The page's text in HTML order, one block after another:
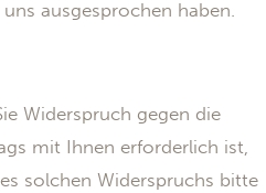
ausgesprochen haben.
Widerspruch gegen die
mit Ihnen erforderlich ist,
solchen Widerspruchs bitte